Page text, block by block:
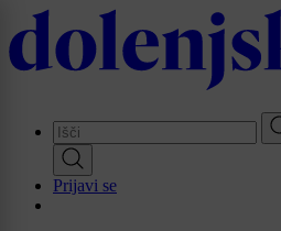
Skip
to
main
Prijavi se